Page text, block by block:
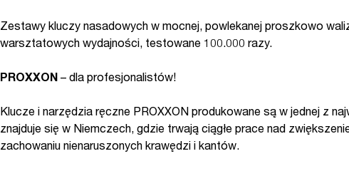
Zestawy kluczy nasadowych w mocnej, powlekanej proszkowo
warsztatowych wydajności, testowane 100.000 razy.
PROXXON – dla profesjonalistów!
Klucze i narzędzia ręczne PROXXON produkowane są w jednej z
znajduje się w Niemczech, gdzie trwają ciągłe prace nad
zachowaniu nienaruszonych krawędzi i kantów.